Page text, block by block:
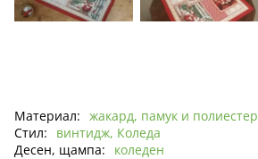
Материал: жакард, памук и полиестер
Стил:
винтидж, Коледа
Десен, щампа:
коледен